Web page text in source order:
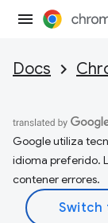
Docs
Google utiliza
idioma preferido.
contener errores.